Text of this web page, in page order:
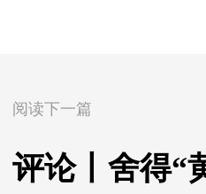
阅读下一篇
评论丨舍得“